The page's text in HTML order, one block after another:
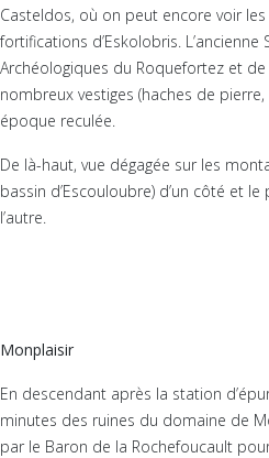
Casteldos, où on peut encore voir
fortifications d’Eskolobris. L’ancienne
Archéologiques du Roquefortez et
nombreux vestiges (haches de
époque reculée.
De là-haut, vue dégagée sur les
bassin d’Escouloubre) d’un côté et
l’autre.
Monplaisir
En descendant après la station
minutes des ruines du domaine de
par le Baron de la Rochefoucault